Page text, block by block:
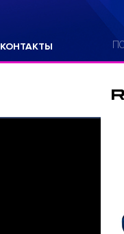
КОНТАКТЫ